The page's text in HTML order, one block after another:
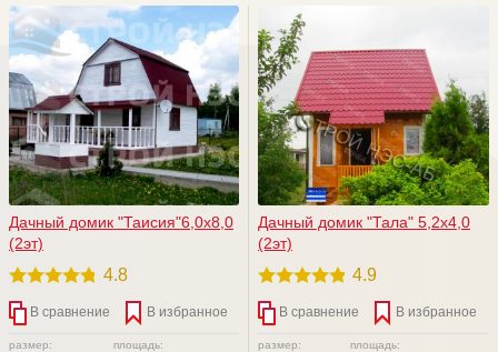
Дачный домик "Таисия"6,0х8,0
(2эт)
4.8
В сравнение В избранное
размер: площадь:
Дачный домик "Тала" 5,2х4,0
(2эт)
4.9
В сравнение В избранное
размер: площадь: